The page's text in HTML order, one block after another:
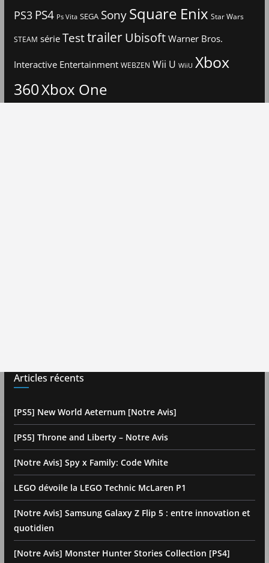
PS3 PS4 Ps Vita SEGA Sony Square Enix Star Wars
STEAM série TesttrailerUbisoftWarner Bros.
Interactive Entertainment WEBZEN Wii U WiiU Xbox
360Xbox One
Articles récents
[PS5] New World Aeternum [Notre Avis]
[PS5] Throne and Liberty – Notre Avis
[Notre Avis] Spy x Family: Code White
LEGO dévoile la LEGO Technic McLaren P1
[Notre Avis] Samsung Galaxy Z Flip 5 : entre innovation et
quotidien
[Notre Avis] Monster Hunter Stories Collection [PS4]